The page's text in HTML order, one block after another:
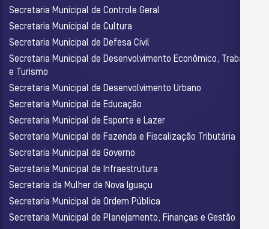
Secretaria Municipal de Controle Geral
Secretaria Municipal de Cultura
Secretaria Municipal de Defesa Civil
Secretaria Municipal de Desenvolvimento Econômico, Trabalho
e Turismo
Secretaria Municipal de Desenvolvimento Urbano
Secretaria Municipal de Educação
Secretaria Municipal de Esporte e Lazer
Secretaria Municipal de Fazenda e Fiscalização Tributária
Secretaria Municipal de Governo
Secretaria Municipal de Infraestrutura
Secretaria da Mulher de Nova Iguaçu
Secretaria Municipal de Ordem Pública
Secretaria Municipal de Planejamento, Finanças e Gestão